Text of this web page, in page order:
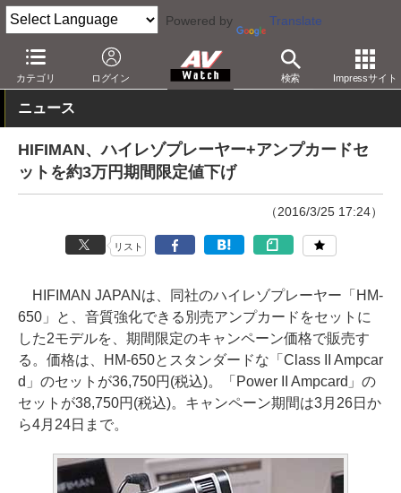
Powered by Translate
カテゴリ ログイン 検索 Impressサイト
AV Watch 製品 ポータブルオーディオ その他
ニュース
HIFIMAN、ハイレゾプレーヤー+アンプカードセ
ットを約3万円期間限定値下げ
（2016/3/25 17:24）
リスト
HIFIMAN JAPANは、同社のハイレゾプレーヤー「HM-
650」と、音質強化できる別売アンプカードをセットに
した2モデルを、期間限定のキャンペーン価格で販売す
る。価格は、HM-650とスタンダードな「Class II Ampcar
d」のセットが36,750円(税込)。「Power II Ampcard」の
セットが38,750円(税込)。キャンペーン期間は3月26日か
ら4月24日まで。